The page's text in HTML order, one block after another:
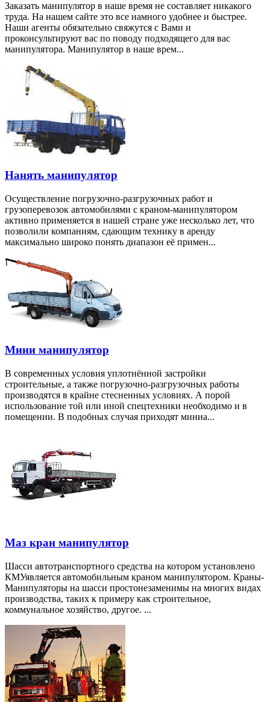
Заказать манипулятор в наше время не составляет никакого
труда. На нашем сайте это все намного удобнее и быстрее.
Наши агенты обязательно свяжутся с Вами и
проконсультируют вас по поводу подходящего для вас
манипулятора. Манипулятор в наше врем...
Нанять манипулятор
Осуществление погрузочно-разгрузочных работ и
грузоперевозок автомобилями с краном-манипулятором
активно применяется в нашей стране уже несколько лет, что
позволили компаниям, сдающим технику в аренду
максимально широко понять диапазон её примен...
Мини манипулятор
В современных условия уплотнённой застройки
строительные, а также погрузочно-разгрузочных работы
производятся в крайне стесненных условиях. А порой
использование той или иной спецтехники необходимо и в
помещении. В подобных случая приходят миниа...
Маз кран манипулятор
Шасси автотранспортного средства на котором установлено
КМУявляется автомобильным краном манипулятором. Краны-
Манипуляторы на шасси простонезаменимы на многих видах
производства, таких к примеру как строительное,
коммунальное хозяйство, другое. ...